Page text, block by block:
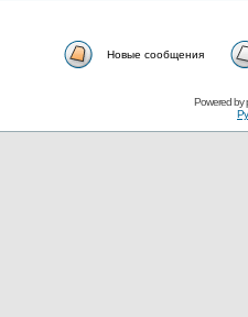
Новые сообщения
Powered by